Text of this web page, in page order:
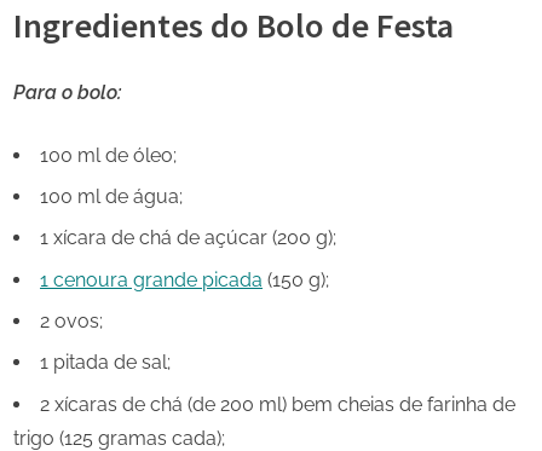
Ingredientes do Bolo de Festa
Para o bolo:
100 ml de óleo;
100 ml de água;
1 xícara de chá de açúcar (200 g);
1 cenoura grande picada (150 g);
2 ovos;
1 pitada de sal;
2 xícaras de chá (de 200 ml) bem cheias de farinha de
trigo (125 gramas cada);